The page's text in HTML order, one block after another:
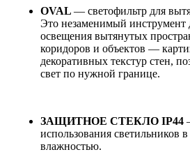
OVAL — светофильтр для
Это незаменимый инструмент
освещения вытянутых
коридоров и объектов —
декоративных текстур стен,
свет по нужной границе.
ЗАЩИТНОЕ СТЕКЛО IP44
использования светильников
влажностью.